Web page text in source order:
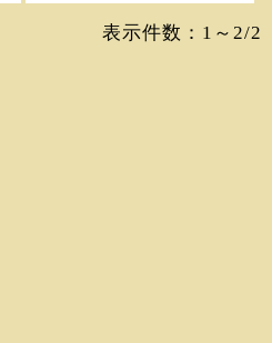
表示件数：1～2/2